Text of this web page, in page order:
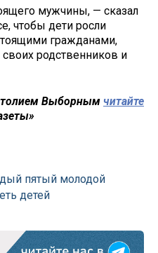
мужчины, — сказал
чтобы дети росли
гражданами,
родственников и
Выборным читайте
пятый молодой
детей